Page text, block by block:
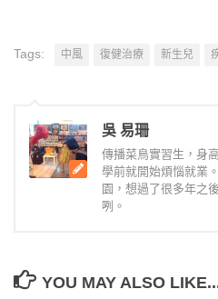
Tags: 中風 復健治療 新生兒
吳 易珊
傳播菜鳥實習生，身
學前就開始煩惱就業
園，想過了很多年之
咧。
YOU MAY ALSO